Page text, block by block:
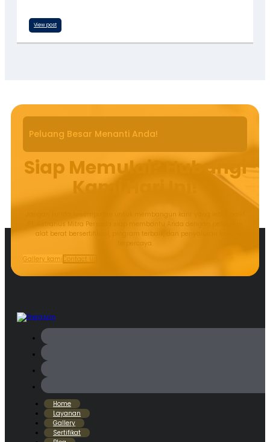
View post
Peluang Besar Menanti Anda!
Siap Memulai? Hubungi
Kami Hari Ini!
Jangan tunda kesempatan untuk membangun karir yang lebih baik!
PT. Astranus Mitra Persada siap membantu Anda dengan pelatihan
alat berat bersertifikasi, program terbaik, dan penyaluran kerja
terpercaya.
Gallery kami Contact Us
Home
Layanan
Gallery
Sertifikat